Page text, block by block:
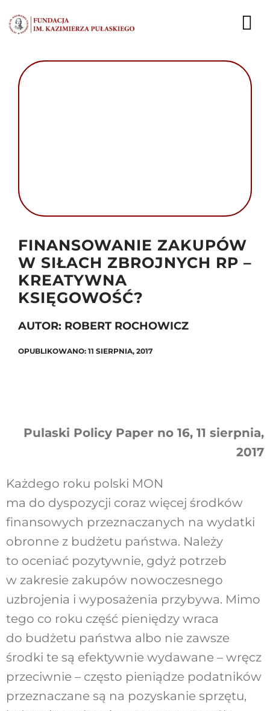
do
zawartości
KONTAKT
FINANSOWANIE ZAKUPÓW
W SIŁACH ZBROJNYCH RP –
KREATYWNA
KSIĘGOWOŚĆ?
AUTOR: ROBERT ROCHOWICZ
OPUBLIKOWANO: 11 SIERPNIA, 2017
Pulaski Policy Paper no 16, 11 sierpnia,
2017
Każdego roku polski MON
ma do dyspozycji coraz więcej środków
finansowych przeznaczanych na wydatki
obronne z budżetu państwa. Należy
to oceniać pozytywnie, gdyż potrzeb
w zakresie zakupów nowoczesnego
uzbrojenia i wyposażenia przybywa. Mimo
tego co roku część pieniędzy wraca
do budżetu państwa albo nie zawsze
środki te są efektywnie wydawane – wręcz
przeciwnie – często pieniądze podatników
przeznaczane są na pozyskanie sprzętu,